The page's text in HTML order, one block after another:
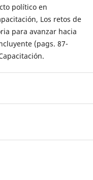
político en
Los retos de
para avanzar hacia
(pags. 87-